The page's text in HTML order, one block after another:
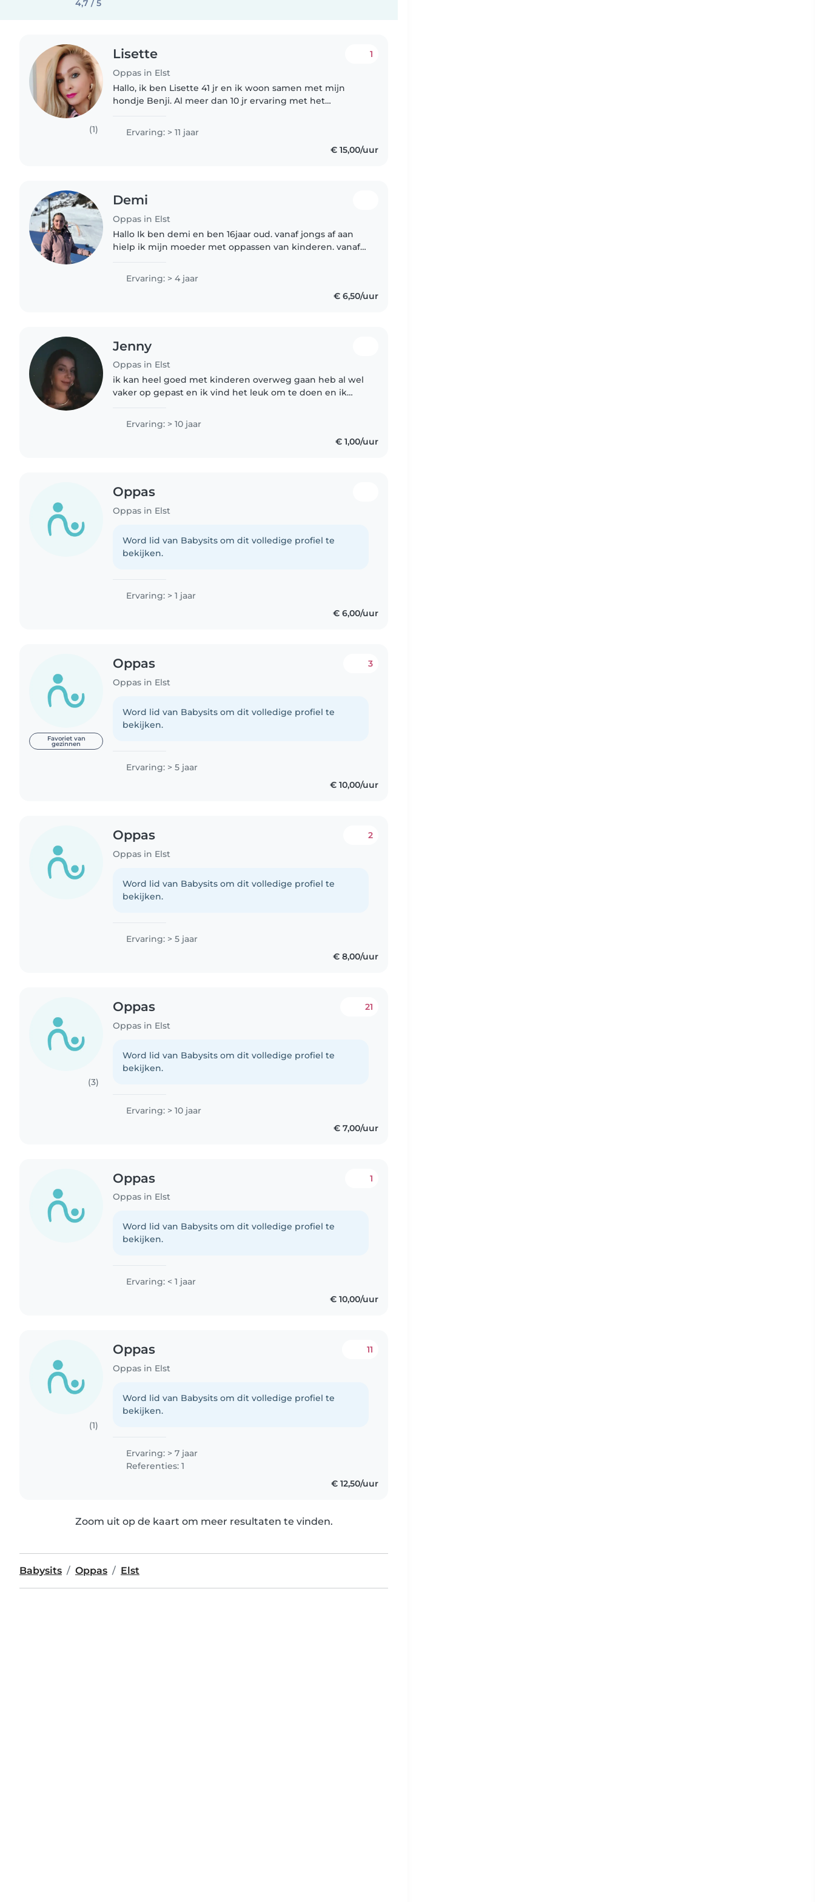
4,7 / 5
(1)
Lisette
Oppas in Elst
1
Hallo, ik ben Lisette 41 jr en ik woon samen met mijn
hondje Benji. Al meer dan 10 jr ervaring met het
geeft me energie en veel..
Ervaring: > 11 jaar
€ 15,00/uur
Demi
Oppas in Elst
Hallo Ik ben demi en ben 16jaar oud. vanaf jongs af aan
hielp ik mijn moeder met oppassen van kinderen. vanaf
Ervaring: > 4 jaar
€ 6,50/uur
Jenny
Oppas in Elst
ik kan heel goed met kinderen overweg gaan heb al wel
vaker op gepast en ik vind het leuk om te doen en ik
liefst in Elst ben..
Ervaring: > 10 jaar
€ 1,00/uur
Oppas
Oppas in Elst
Word lid van Babysits om dit volledige profiel te
bekijken.
Ervaring: > 1 jaar
€ 6,00/uur
Favoriet van
gezinnen
Oppas
Oppas in Elst
3
Word lid van Babysits om dit volledige profiel te
bekijken.
Ervaring: > 5 jaar
€ 10,00/uur
Oppas
Oppas in Elst
2
Word lid van Babysits om dit volledige profiel te
bekijken.
Ervaring: > 5 jaar
€ 8,00/uur
(3)
Oppas
Oppas in Elst
21
Word lid van Babysits om dit volledige profiel te
bekijken.
Ervaring: > 10 jaar
€ 7,00/uur
Oppas
Oppas in Elst
1
Word lid van Babysits om dit volledige profiel te
bekijken.
Ervaring: < 1 jaar
€ 10,00/uur
(1)
Oppas
Oppas in Elst
11
Word lid van Babysits om dit volledige profiel te
bekijken.
Ervaring: > 7 jaar
Referenties: 1
€ 12,50/uur
Zoom uit op de kaart om meer resultaten te vinden.
Babysits Oppas Elst